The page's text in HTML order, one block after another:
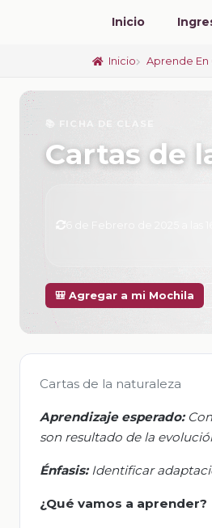
Inicio
Inicio Aprende En
📚 FICHA DE CLASE
Cartas de
🎒 Agregar a mi Mochila
Cartas de la naturaleza
Aprendizaje esperado:
son resultado de la
Énfasis:Identificar
¿Qué vamos a aprender?